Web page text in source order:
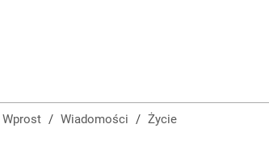
obchody rocznicy Nawrockiego? Wpłynął
Wprost / Wiadomości / Życie